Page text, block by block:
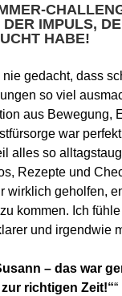
IMPULS,
HABE!
nie gedacht, dass
so viel
aus Bewegung,
war
alles so
Rezepte und
wirklich geholfen,
kommen. Ich
und irgendwie
– das war
richtigen Zeit!““